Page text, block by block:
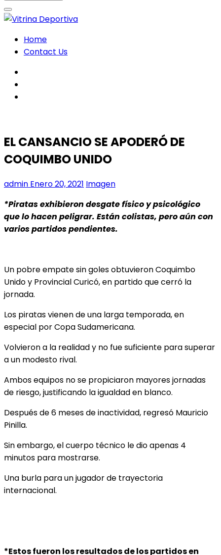
Home
Contact Us
EL CANSANCIO SE APODERÓ DE
COQUIMBO UNIDO
admin Enero 20, 2021 Imagen
*Piratas exhibieron desgate físico y psicológico
que lo hacen peligrar. Están colistas, pero aún con
varios partidos pendientes.
Un pobre empate sin goles obtuvieron Coquimbo
Unido y Provincial Curicó, en partido que cerró la
jornada.
Los piratas vienen de una larga temporada, en
especial por Copa Sudamericana.
Volvieron a la realidad y no fue suficiente para superar
a un modesto rival.
Ambos equipos no se propiciaron mayores jornadas
de riesgo, justificando la igualdad en blanco.
Después de 6 meses de inactividad, regresó Mauricio
Pinilla.
Sin embargo, el cuerpo técnico le dio apenas 4
minutos para mostrarse.
Una burla para un jugador de trayectoria
internacional.
*Estos fueron los resultados de los partidos en